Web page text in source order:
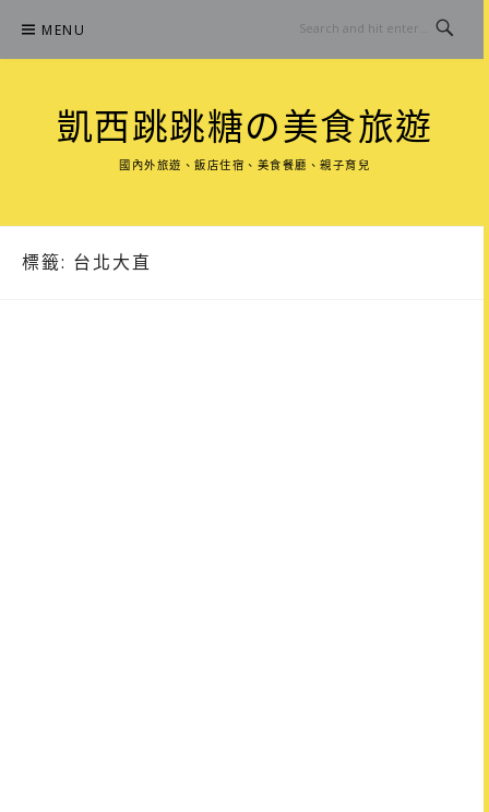
content
MENU
凱西跳跳糖の美食旅遊
國內外旅遊、飯店住宿、美食餐廳、親子育兒
標籤: 台北大直